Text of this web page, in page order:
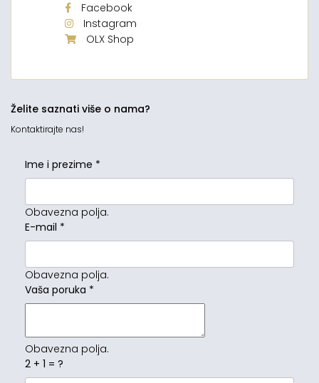
Facebook
Instagram
OLX Shop
Želite saznati više o nama?
Kontaktirajte nas!
Ime i prezime *
Obavezna polja.
E-mail *
Obavezna polja.
Vaša poruka *
Obavezna polja.
2 + 1 = ?